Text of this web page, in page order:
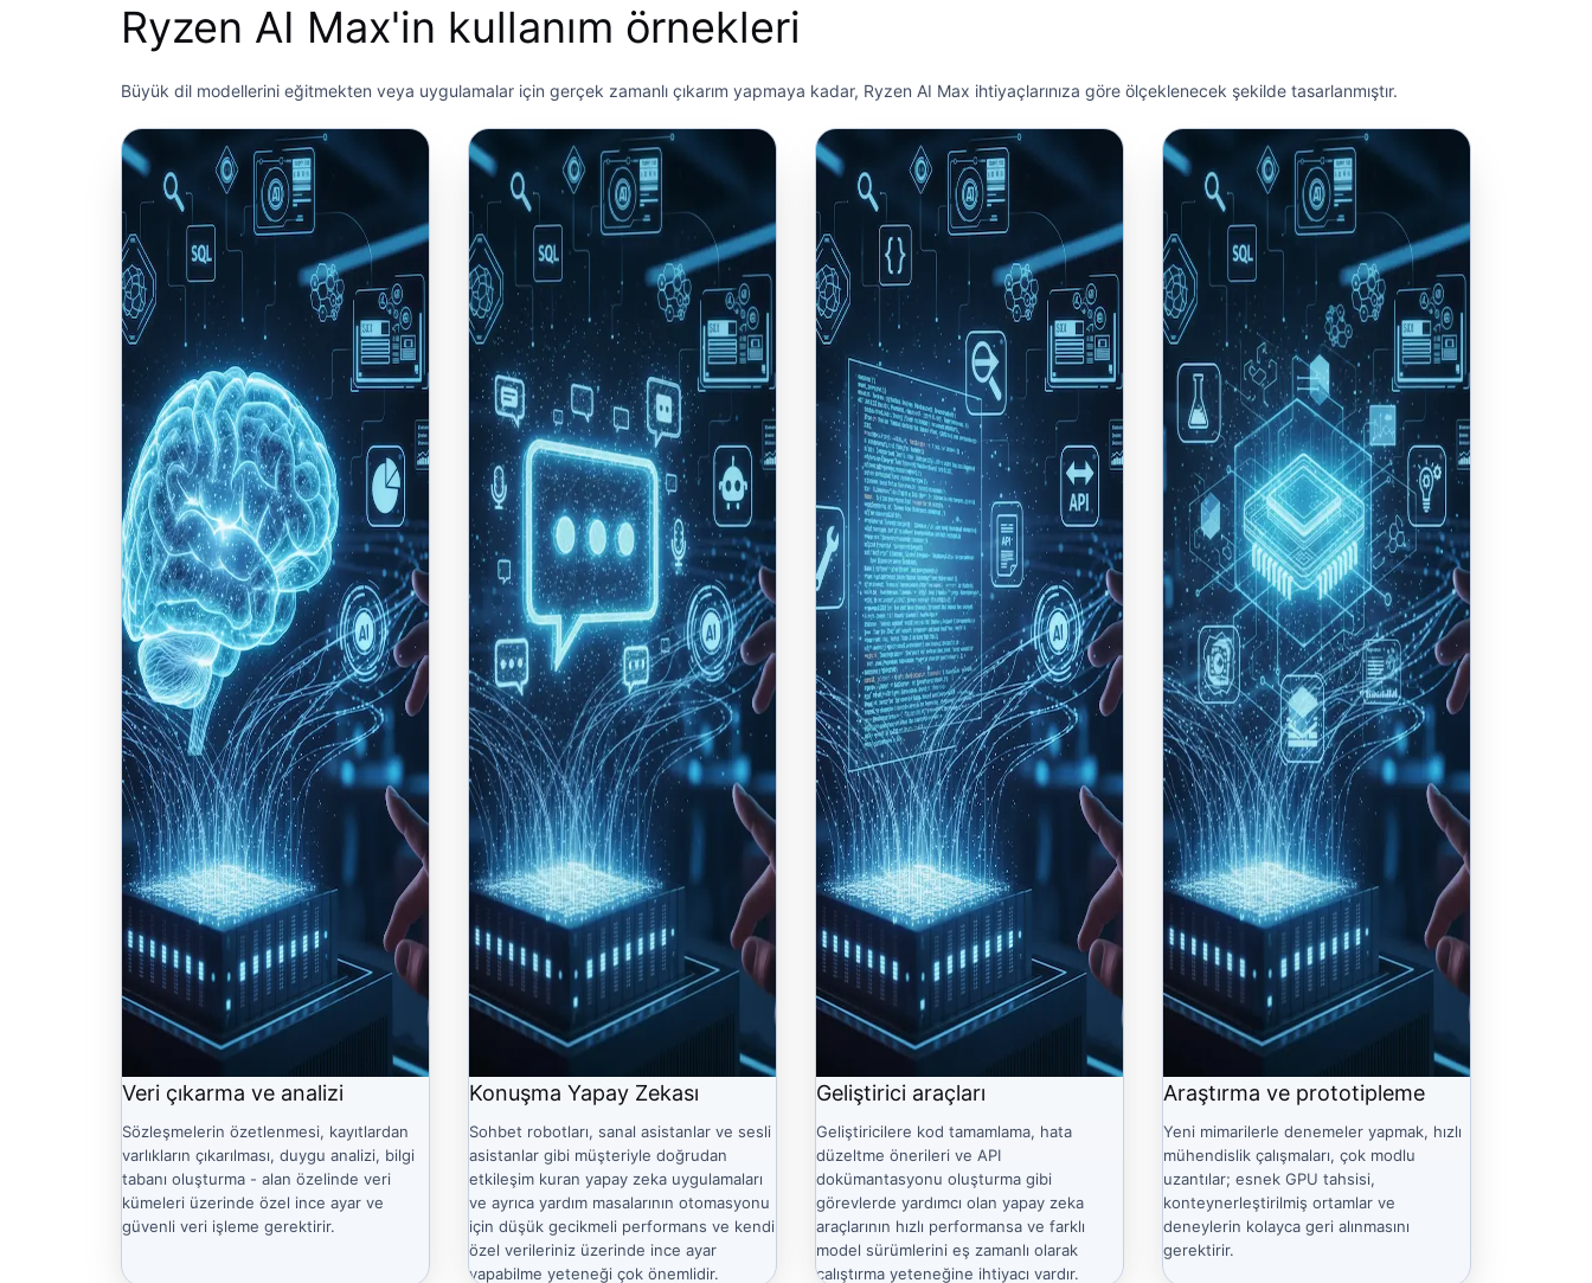
Ryzen AI Max'in kullanım örnekleri
Büyük dil modellerini eğitmekten veya uygulamalar için gerçek zamanlı çıkarım yapmaya kadar, Ryzen AI Max ihtiyaçlarınıza göre ölçeklenecek şekilde tasarlanmıştır.
Veri çıkarma ve analizi
Sözleşmelerin özetlenmesi, kayıtlardan
varlıkların çıkarılması, duygu analizi, bilgi
tabanı oluşturma - alan özelinde veri
kümeleri üzerinde özel ince ayar ve
güvenli veri işleme gerektirir.
Konuşma Yapay Zekası
Sohbet robotları, sanal asistanlar ve sesli
asistanlar gibi müşteriyle doğrudan
etkileşim kuran yapay zeka uygulamaları
ve ayrıca yardım masalarının otomasyonu
için düşük gecikmeli performans ve kendi
özel verileriniz üzerinde ince ayar
yapabilme yeteneği çok önemlidir.
Geliştirici araçları
Geliştiricilere kod tamamlama, hata
düzeltme önerileri ve API
dokümantasyonu oluşturma gibi
görevlerde yardımcı olan yapay zeka
araçlarının hızlı performansa ve farklı
model sürümlerini eş zamanlı olarak
çalıştırma yeteneğine ihtiyacı vardır.
Araştırma ve prototipleme
Yeni mimarilerle denemeler yapmak, hızlı
mühendislik çalışmaları, çok modlu
uzantılar; esnek GPU tahsisi,
konteynerleştirilmiş ortamlar ve
deneylerin kolayca geri alınmasını
gerektirir.